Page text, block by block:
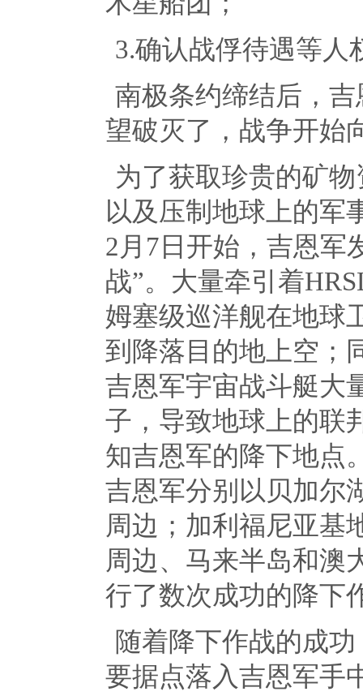
3.确认战俘待遇等人
南极条约缔结后，
望破灭了，战争开始
为了获取珍贵的矿
以及压制地球上的军
2 月 7 日开始，吉恩军
战”。大量牵引着
姆塞级巡洋舰在地球
到降落目的地上空；
吉恩军宇宙战斗艇大
子，导致地球上的联
知吉恩军的降下地点
吉恩军分别以贝加尔
周边；加利福尼亚基
周边、马来半岛和澳
行了数次成功的降下
随着降下作战的成
要据点落入吉恩军手